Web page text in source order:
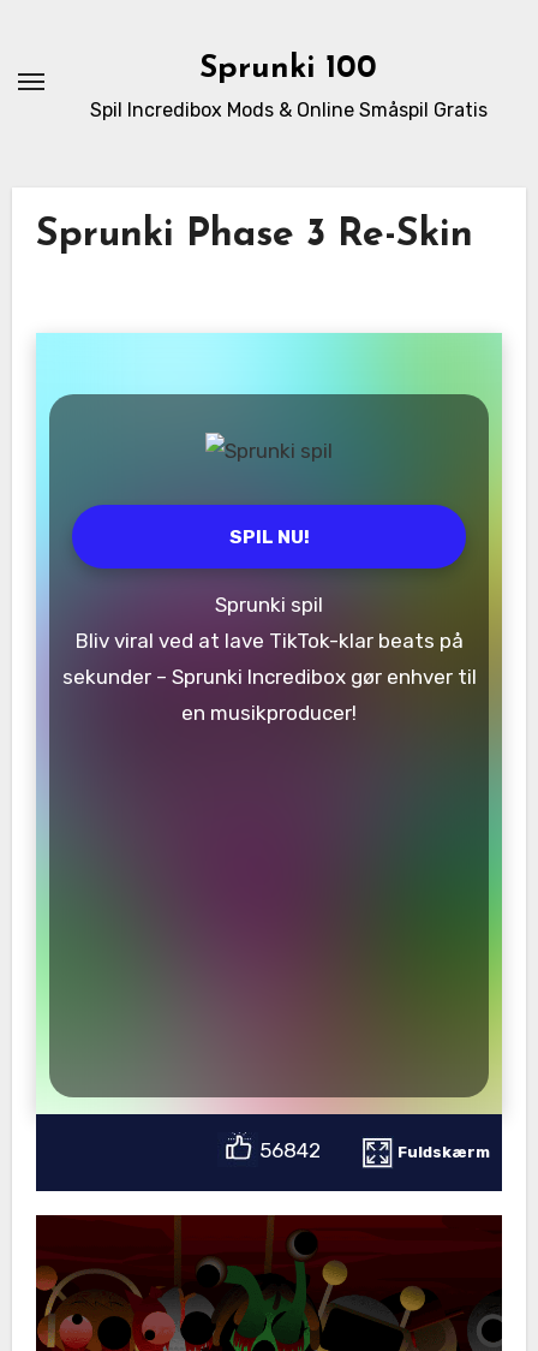
content
Sprunki 100
Spil Incredibox Mods & Online Småspil Gratis
Sprunki Phase 3 Re-Skin
SPIL NU!
Sprunki spil
Bliv viral ved at lave TikTok-klar beats på
sekunder – Sprunki Incredibox gør enhver til
en musikproducer!
56842 Fuldskærm